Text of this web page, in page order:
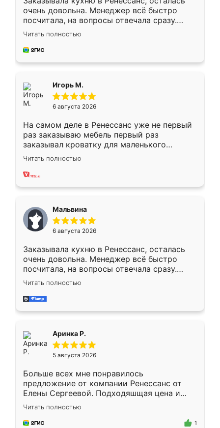
очень довольна. Менеджер всё быстро
посчитала, на вопросы отвечала сразу.
Замерщик приехал в субботу, подошёл к
делу со всей ответственностью. Собрали
за день, ребята работали аккуратно, даже
Читать полностью
Игорь М.
6 августа 2026
На самом деле в Ренессанс уже не первый
раз заказываю мебель первый раз
заказывал кроватку для маленького
ребёнка при его рождении ,во второй раз
заказал шкаф-купе. По качеству очень
хорошее сборка достаточно быстрая,
меньше, здесь же он более разнообразный.
Мне нравится ,если что-то потребуется из
мебели буду заказывать только здесь.
Читать полностью
Мальвина
6 августа 2026
Заказывала кухню в Ренессанс, осталась
очень довольна. Менеджер всё быстро
посчитала, на вопросы отвечала сразу.
Замерщик приехал в субботу, подошёл к
делу со всей ответственностью. Собрали
за день, ребята работали аккуратно, даже
Читать полностью
Аринка Р.
5 августа 2026
Больше всех мне понравилось
предложение от компании Ренессанс от
Елены Сергеевой. Подходяшщая цена и
короткие сроки изготовления. Приехавший
для замера сотрудник Владислав
предложил по моему эскизу самый
Читать полностью
1